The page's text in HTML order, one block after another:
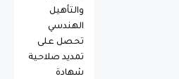
والتأهيل
الهندسي
تحصل على
تمديد صلاحية
شهادة